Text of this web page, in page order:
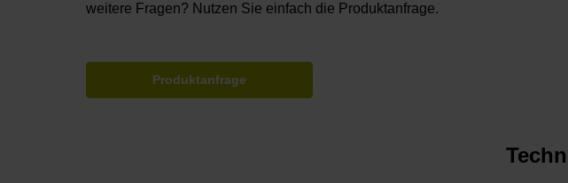
weitere Fragen? Nutzen Sie einfach die Produktanfrage.
Produktanfrage